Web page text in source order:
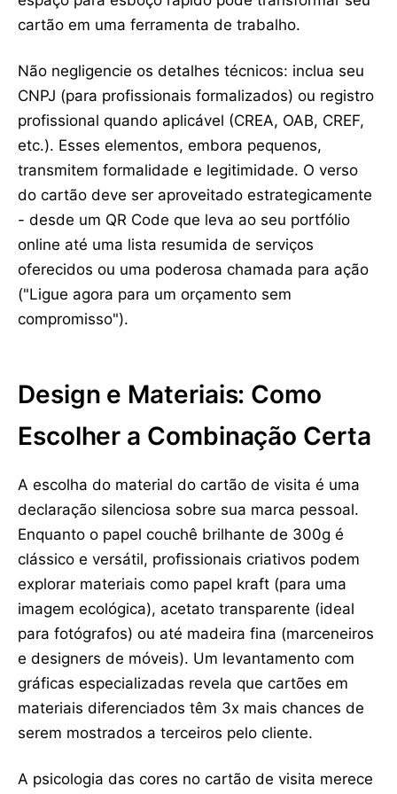
cartão em uma ferramenta de trabalho.
Não negligencie os detalhes técnicos: inclua seu
CNPJ (para profissionais formalizados) ou registro
profissional quando aplicável (CREA, OAB, CREF,
etc.). Esses elementos, embora pequenos,
transmitem formalidade e legitimidade. O verso
do cartão deve ser aproveitado estrategicamente
- desde um QR Code que leva ao seu portfólio
online até uma lista resumida de serviços
oferecidos ou uma poderosa chamada para ação
("Ligue agora para um orçamento sem
compromisso").
Design e Materiais: Como
Escolher a Combinação Certa
A escolha do material do cartão de visita é uma
declaração silenciosa sobre sua marca pessoal.
Enquanto o papel couchê brilhante de 300g é
clássico e versátil, profissionais criativos podem
explorar materiais como papel kraft (para uma
imagem ecológica), acetato transparente (ideal
para fotógrafos) ou até madeira fina (marceneiros
e designers de móveis). Um levantamento com
gráficas especializadas revela que cartões em
materiais diferenciados têm 3x mais chances de
serem mostrados a terceiros pelo cliente.
A psicologia das cores no cartão de visita merece